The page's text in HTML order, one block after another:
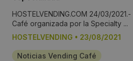
HOSTELVENDING.COM 24/03/
Café organizada por la Specialty ...
HOSTELVENDING • 23/08/2021
Noticias Vending Café